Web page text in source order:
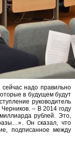
надо правильно
в будущем будут
руководитель
– В 2014 году
рублей. Это,
Он сказал, что
подписанное между